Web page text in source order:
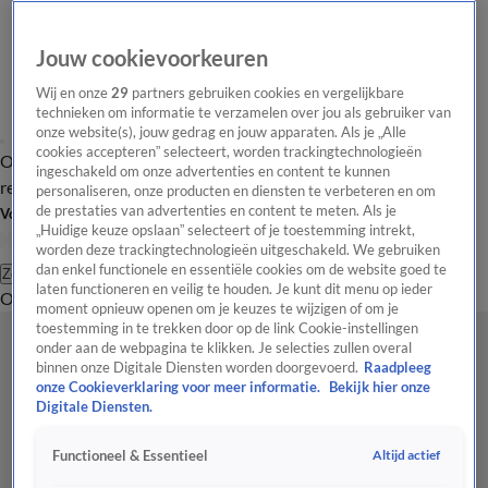
Overzicht Laatste nieuws Regionieuws Het beste van Hart
Tip de
redactie
Volg Hart van Nederland
Zoeken
OverzichtRegioUitzendingenWeerTip de redactiePanelVideo's
Jouw cookievoorkeuren
Wij en onze29 partners gebruiken cookies en vergelijkbare
technieken om informatie te verzamelen over jou als gebruiker van
onze website(s), jouw gedrag en jouw apparaten. Als je „Alle
cookies accepteren” selecteert, worden trackingtechnologieën
ingeschakeld om onze advertenties en content te kunnen
personaliseren, onze producten en diensten te verbeteren en om
de prestaties van advertenties en content te meten. Als je
„Huidige keuze opslaan” selecteert of je toestemming intrekt,
worden deze trackingtechnologieën uitgeschakeld. We gebruiken
dan enkel functionele en essentiële cookies om de website goed te
laten functioneren en veilig te houden. Je kunt dit menu op ieder
moment opnieuw openen om je keuzes te wijzigen of om je
toestemming in te trekken door op de link Cookie-instellingen
onder aan de webpagina te klikken. Je selecties zullen overal
binnen onze Digitale Diensten worden doorgevoerd. Raadpleeg
onze Cookieverklaring voor meer informatie.
Bekijk hier onze
Digitale Diensten.
Functioneel & Essentieel Altijd actief